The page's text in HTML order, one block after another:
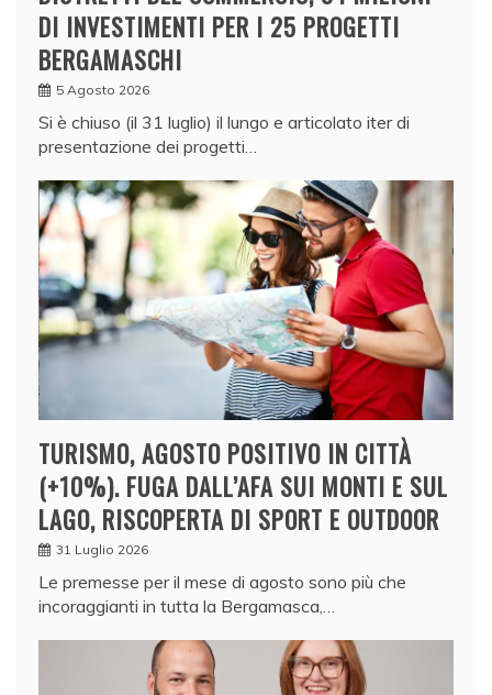
DI INVESTIMENTI PER I 25 PROGETTI
BERGAMASCHI
5 Agosto 2026
Si è chiuso (il 31 luglio) il lungo e articolato iter di
presentazione dei progetti…
TURISMO, AGOSTO POSITIVO IN CITTÀ
(+10%). FUGA DALL’AFA SUI MONTI E SUL
LAGO, RISCOPERTA DI SPORT E OUTDOOR
31 Luglio 2026
Le premesse per il mese di agosto sono più che
incoraggianti in tutta la Bergamasca,…